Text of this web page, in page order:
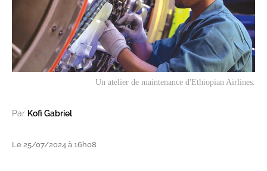
Un atelier de maintenance d'Ethiopian Airlines.
Par Kofi Gabriel
Le 25/07/2024 à 16h08